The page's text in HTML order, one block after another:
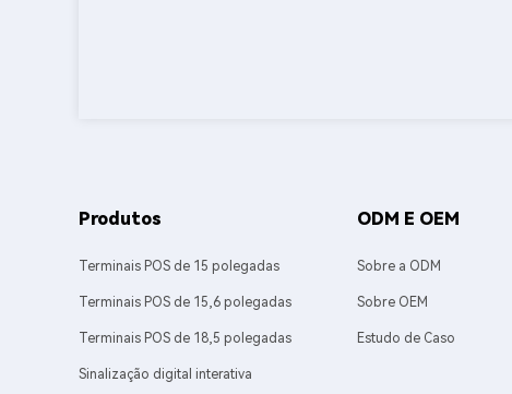
Produtos
Terminais POS de 15 polegadas
Terminais POS de 15,6 polegadas
Terminais POS de 18,5 polegadas
Sinalização digital interativa
ODM E OEM
Sobre a ODM
Sobre OEM
Estudo de Caso